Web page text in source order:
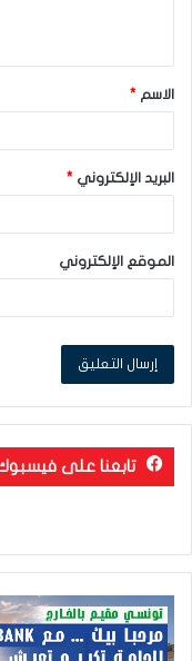
ق
*الاسم *
البريد الإلكتروني *
الموقع الإلكتروني
تابعنا على